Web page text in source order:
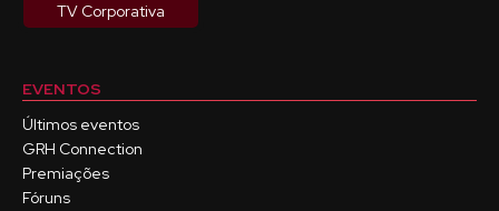
TV Corporativa
EVENTOS
Últimos eventos
GRH Connection
Premiações
Fóruns